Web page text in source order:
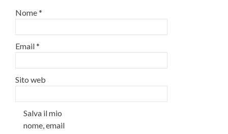
Nome*
Email*
Sito web
Salva il mio
nome, email